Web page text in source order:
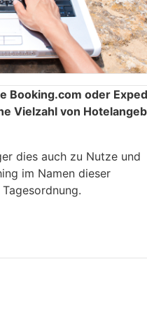
Booking.com oder
Vielzahl von
dies auch zu Nutze und
im Namen dieser